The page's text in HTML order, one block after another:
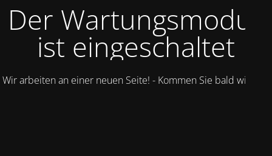
Der Wartungsmodus
ist eingeschaltet
Wir arbeiten an einer neuen Seite! - Kommen Sie bald wieder.